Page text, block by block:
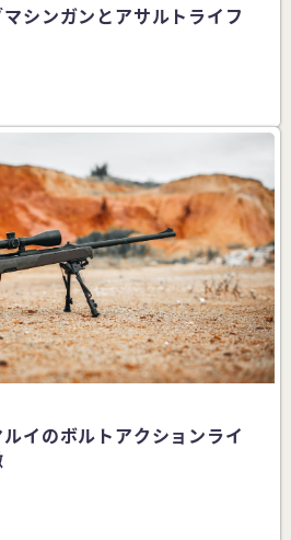
シンガンとアサルトライフ
イのボルトアクションライ